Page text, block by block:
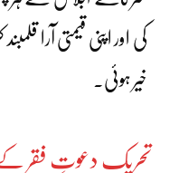
کی اور اپنی قیمتی آرا
خیر ہوئی۔
تحریک دعوتِ فقر کے